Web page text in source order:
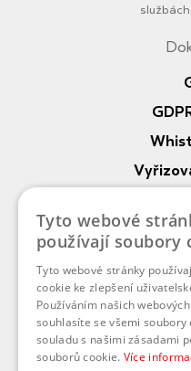
Nahlížení do
Práva a
Tyto webové
používají soubory
Tyto webové stránky
cookie ke zlepšení
Používáním našich
souhlasíte se všemi soubory
souladu s našimi zásadami
souborů cookie. Více